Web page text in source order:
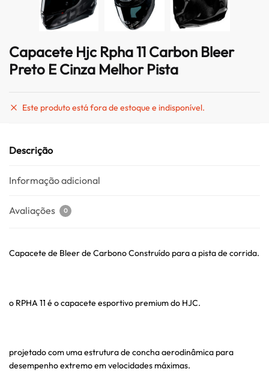
Capacete Hjc Rpha 11 Carbon Bleer
Preto E Cinza Melhor Pista
Este produto está fora de estoque e indisponível.
Descrição
Informação adicional
Avaliações 0
Capacete de Bleer de Carbono Construído para a pista de corrida.
o RPHA 11 é o capacete esportivo premium do HJC.
projetado com uma estrutura de concha aerodinâmica para
desempenho extremo em velocidades máximas.